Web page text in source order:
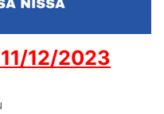
12/2023